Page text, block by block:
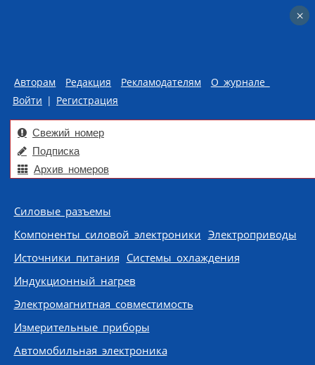
Авторам Редакция Рекламодателям
О журнале
Войти | Регистрация
Свежий номер
Подписка
Архив номеров
Skip to content
Силовые разъемы
Компоненты силовой электроники Электроприводы
Источники питания Системы охлаждения
Индукционный нагрев
Электромагнитная совместимость
Измерительные приборы
Автомобильная электроника
×
×